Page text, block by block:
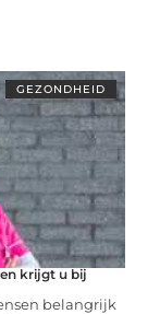
GEZONDHEID
krijgt u bij
belangrijk